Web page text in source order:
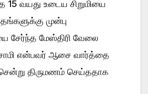
15 வயது உடைய சிறுமியை
முன்பு
சேர்ந்த மேஸ்திரி வேலை
என்பவர் ஆசை வார்த்தை
சென்று திருமணம் செய்ததாக